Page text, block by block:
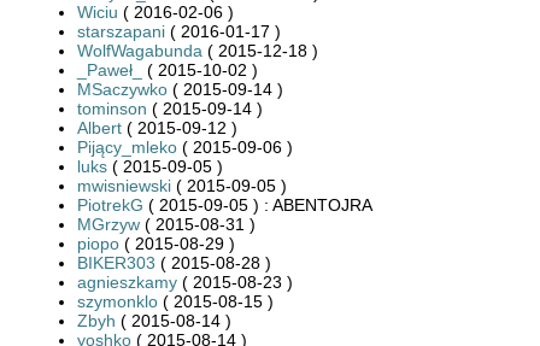
Wiciu ( 2016-02-06 )
starszapani ( 2016-01-17 )
WolfWagabunda ( 2015-12-18 )
_Paweł_
( 2015-10-02 )
MSaczywko ( 2015-09-14 )
tominson ( 2015-09-14 )
Albert ( 2015-09-12 )
Pijący_mleko ( 2015-09-06 )
luks ( 2015-09-05 )
mwisniewski ( 2015-09-05 )
PiotrekG ( 2015-09-05 ) : ABENTOJRA
MGrzyw ( 2015-08-31 )
piopo ( 2015-08-29 )
BIKER303 ( 2015-08-28 )
agnieszkamy ( 2015-08-23 )
szymonklo ( 2015-08-15 )
Zbyh ( 2015-08-14 )
yoshko ( 2015-08-14 )